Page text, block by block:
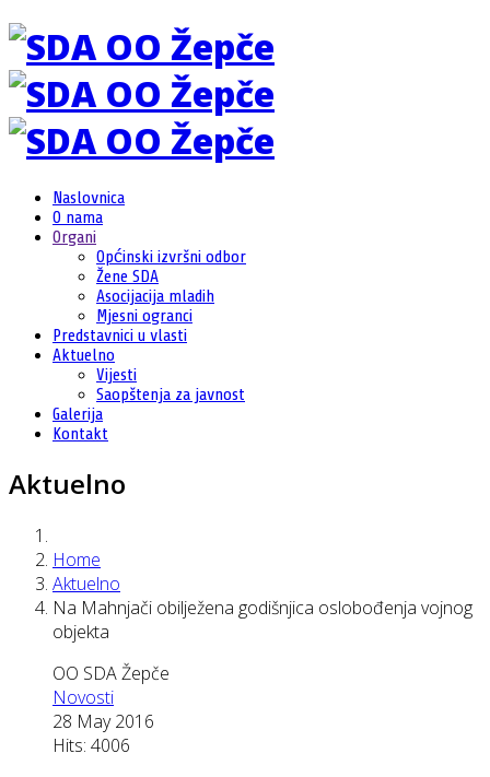
Naslovnica
O nama
Organi
Općinski izvršni odbor
Žene SDA
Asocijacija mladih
Mjesni ogranci
Predstavnici u vlasti
Aktuelno
Vijesti
Saopštenja za javnost
Galerija
Kontakt
Aktuelno
Home
Aktuelno
Na Mahnjači obilježena godišnjica oslobođenja vojnog
objekta
OO SDA Žepče
Novosti
28 May 2016
Hits: 4006